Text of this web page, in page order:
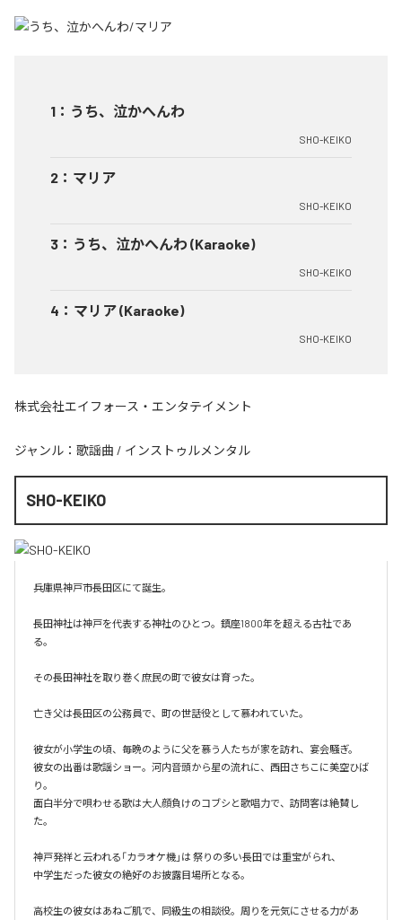
1 ： うち、泣かへんわ
SHO-KEIKO
2 ： マリア
SHO-KEIKO
3 ： うち、泣かへんわ (Karaoke)
SHO-KEIKO
4 ： マリア (Karaoke)
SHO-KEIKO
株式会社エイフォース・エンタテイメント
ジャンル： 歌謡曲 / インストゥルメンタル
SHO-KEIKO
兵庫県神戸市長田区にて誕生。
長田神社は神戸を代表する神社のひとつ。鎮座1800年を超える古社であ
る。
その長田神社を取り巻く庶民の町で彼女は育った。
亡き父は長田区の公務員で、町の世話役として慕われていた。
彼女が小学生の頃、毎晩のように父を慕う人たちが家を訪れ、宴会騒ぎ。
彼女の出番は歌謡ショー。河内音頭から星の流れに、西田さちこに美空ひば
り。
面白半分で唄わせる歌は大人顔負けのコブシと歌唱力で、訪問客は絶賛し
た。
神戸発祥と云われる「カラオケ機｣は 祭りの多い長田では重宝がられ、
中学生だった彼女の絶好のお披露目場所となる。
高校生の彼女はあねご肌で、同級生の相談役。周りを元気にさせる力があ